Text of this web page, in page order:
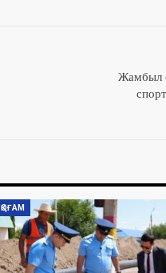
Жамбыл
ҚОҒАМ